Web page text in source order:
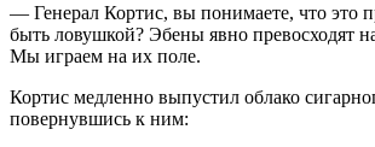
— Генерал Кортис, вы понимаете, что это
быть ловушкой? Эбены явно превосходят
Мы играем на их поле.
Кортис медленно выпустил облако сигар
повернувшись к ним: